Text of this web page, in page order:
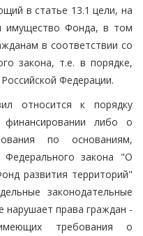
в статье 13.1 цели, на
имущество Фонда, в том
в соответствии со
закона, т.е. в порядке,
Федерации.
относится к порядку
либо о
по основаниям,
Федерального закона "О
развития территорий"
законодательные
нарушает права граждан -
требования о